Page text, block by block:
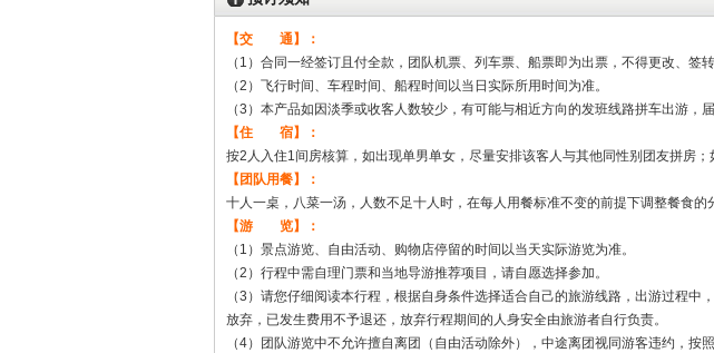
【交 通】：
（1）合同一经签订且付全款，团队机票、列车票、船票即为出票，不得更改、签转
（2）飞行时间、车程时间、船程时间以当日实际所用时间为准。
（3）本产品如因淡季或收客人数较少，有可能与相近方向的发班线路拼车出游，
【住 宿】：
按2人入住1间房核算，如出现单男单女，尽量安排该客人与其他同性别团友拼房
【团队用餐】：
十人一桌，八菜一汤，人数不足十人时，在每人用餐标准不变的前提下调整餐食的
【游 览】：
（1）景点游览、自由活动、购物店停留的时间以当天实际游览为准。
（2）行程中需自理门票和当地导游推荐项目，请自愿选择参加。
（3）请您仔细阅读本行程，根据自身条件选择适合自己的旅游线路，出游过程
放弃，已发生费用不予退还，放弃行程期间的人身安全由旅游者自行负责。
（4）团队游览中不允许擅自离团（自由活动除外），中途离团视同游客违约，